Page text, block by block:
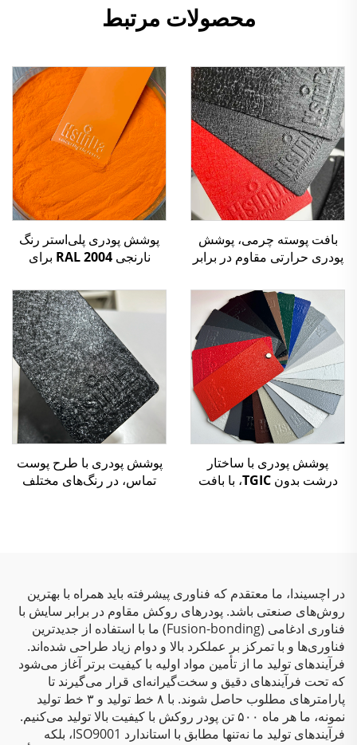
محصولات مرتبط
بافت پوسته چرمی، پوشش
پودری حرارتی مقاوم در برابر
خودرو
پوشش پودری پلی‌استر رنگ
نارنجی RAL 2004 برای
ساخت فلزی
پوشش پودری با ساختار
درشت بدون TGIC، با بافت
پوشش پودری با طرح پوست
تماس، در رنگ‌های مختلف
در اچسیندا، ما معتقدم که فناوری پیشرفته باید همراه با بهترین
روش‌های صنعتی باشد. پودرهای روکش مقاوم در برابر سایش با
فناوری ادغامی (Fusion-bonding) ما با استفاده از جدیدترین
فناوری‌ها و با تمرکز بر عملکرد بالا و دوام زیاد طراحی شده‌اند.
فرآیندهای تولید ما از تأمین مواد اولیه با کیفیت برتر آغاز می‌شود
که تحت فرآیندهای دقیق و سخت‌گیرانه‌ای قرار می‌گیرند تا
پارامترهای مطلوب حاصل شوند. با ۸ خط تولید و ۳ خط تولید
نمونه، ما هر ماه ۵۰۰ تن پودر روکش با کیفیت بالا تولید می‌کنیم.
فرآیندهای تولید ما نه‌تنها مطابق با استاندارد ISO9001، بلکه